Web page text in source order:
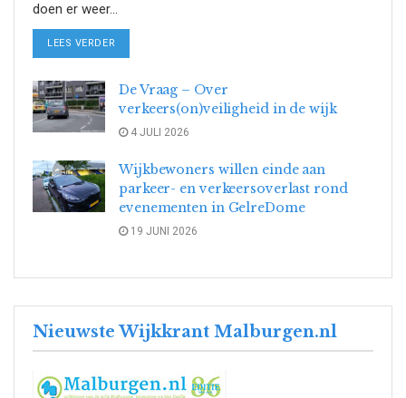
doen er weer...
LEES VERDER
De Vraag – Over
verkeers(on)veiligheid in de wijk
4 JULI 2026
Wijkbewoners willen einde aan
parkeer- en verkeersoverlast rond
evenementen in GelreDome
19 JUNI 2026
Nieuwste Wijkkrant Malburgen.nl